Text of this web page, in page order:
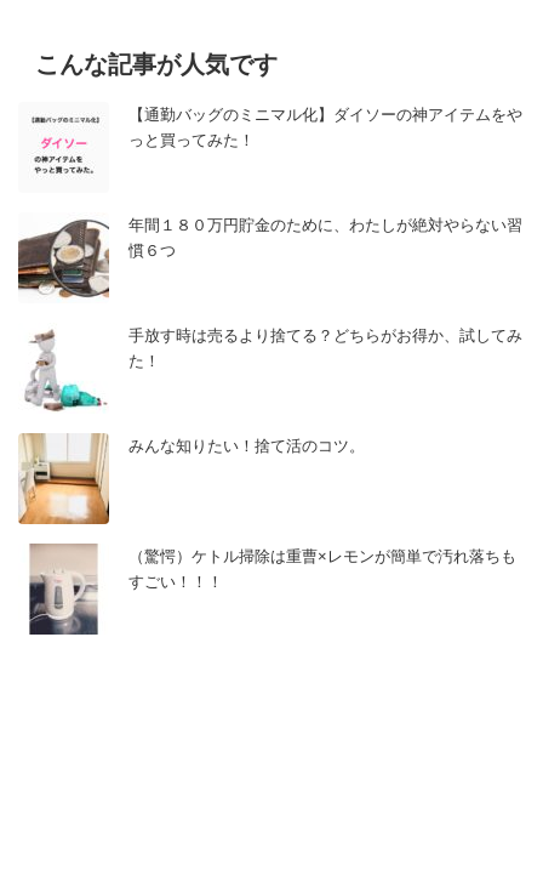
こんな記事が人気です
【通勤バッグのミニマル化】ダイソーの神アイテムをや
っと買ってみた！
年間１８０万円貯金のために、わたしが絶対やらない習
慣６つ
手放す時は売るより捨てる？どちらがお得か、試してみ
た！
みんな知りたい！捨て活のコツ。
（驚愕）ケトル掃除は重曹×レモンが簡単で汚れ落ちも
すごい！！！